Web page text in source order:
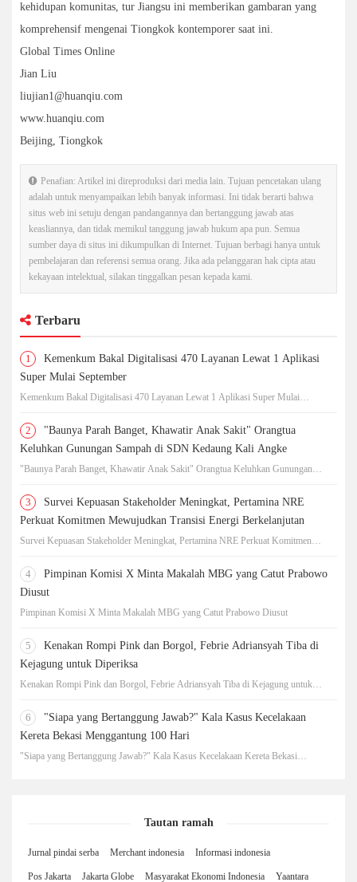
kehidupan komunitas, tur Jiangsu ini memberikan gambaran yang
komprehensif mengenai Tiongkok kontemporer saat ini.
Global Times Online
Jian Liu
liujian1@huanqiu.com
www.huanqiu.com
Beijing, Tiongkok
Penafian: Artikel ini direproduksi dari media lain. Tujuan pencetakan ulang
adalah untuk menyampaikan lebih banyak informasi. Ini tidak berarti bahwa
situs web ini setuju dengan pandangannya dan bertanggung jawab atas
keasliannya, dan tidak memikul tanggung jawab hukum apa pun. Semua
sumber daya di situs ini dikumpulkan di Internet. Tujuan berbagi hanya untuk
pembelajaran dan referensi semua orang. Jika ada pelanggaran hak cipta atau
kekayaan intelektual, silakan tinggalkan pesan kepada kami.
Terbaru
1
Kemenkum Bakal Digitalisasi 470 Layanan Lewat 1 Aplikasi
Super Mulai September
Kemenkum Bakal Digitalisasi 470 Layanan Lewat 1 Aplikasi Super Mulai
2
"Baunya Parah Banget, Khawatir Anak Sakit" Orangtua
Keluhkan Gunungan Sampah di SDN Kedaung Kali Angke
"Baunya Parah Banget, Khawatir Anak Sakit" Orangtua Keluhkan Gunungan
3
Survei Kepuasan Stakeholder Meningkat, Pertamina NRE
Perkuat Komitmen Mewujudkan Transisi Energi Berkelanjutan
Survei Kepuasan Stakeholder Meningkat, Pertamina NRE Perkuat Komitmen
4
Pimpinan Komisi X Minta Makalah MBG yang Catut Prabowo
Diusut
Pimpinan Komisi X Minta Makalah MBG yang Catut Prabowo Diusut
5
Kenakan Rompi Pink dan Borgol, Febrie Adriansyah Tiba di
Kejagung untuk Diperiksa
Kenakan Rompi Pink dan Borgol, Febrie Adriansyah Tiba di Kejagung untuk
6
"Siapa yang Bertanggung Jawab?" Kala Kasus Kecelakaan
Kereta Bekasi Menggantung 100 Hari
"Siapa yang Bertanggung Jawab?" Kala Kasus Kecelakaan Kereta Bekasi
Tautan ramah
Jurnal pindai serba Merchant indonesia Informasi indonesia
Pos Jakarta Jakarta Globe Masyarakat Ekonomi Indonesia Yaantara